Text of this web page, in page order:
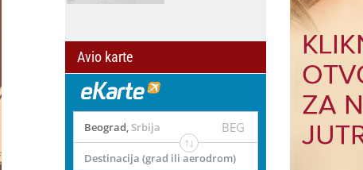
Avio karte
Beograd, Srbija BEG
Destinacija (grad ili aerodrom)